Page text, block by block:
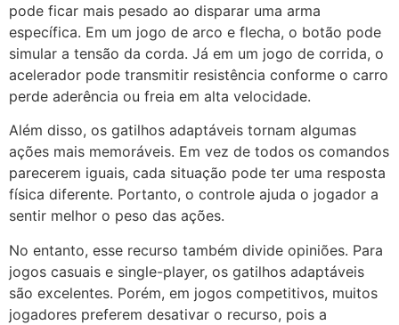
pode ficar mais pesado ao disparar uma arma
específica. Em um jogo de arco e flecha, o botão pode
simular a tensão da corda. Já em um jogo de corrida, o
acelerador pode transmitir resistência conforme o carro
perde aderência ou freia em alta velocidade.
Além disso, os gatilhos adaptáveis tornam algumas
ações mais memoráveis. Em vez de todos os comandos
parecerem iguais, cada situação pode ter uma resposta
física diferente. Portanto, o controle ajuda o jogador a
sentir melhor o peso das ações.
No entanto, esse recurso também divide opiniões. Para
jogos casuais e single-player, os gatilhos adaptáveis
são excelentes. Porém, em jogos competitivos, muitos
jogadores preferem desativar o recurso, pois a